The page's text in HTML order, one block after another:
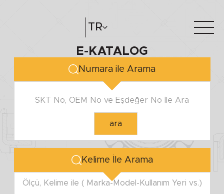
TR
Hakkımızda e-katalog
E-KATALOG
Numara ile Arama
SKT No, OEM No ve Eşdeğer No İle Ara
ara
Kelime İle Arama
Ölçü, Kelime ile ( Marka-Model-Kullanım Yeri vs.)
Minimum
Maximum
YUVA ÇAPI
Minimum
YÜKSEKLİK